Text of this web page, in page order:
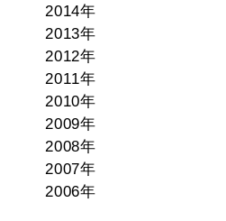
2014年
2013年
2012年
2011年
2010年
2009年
2008年
2007年
2006年